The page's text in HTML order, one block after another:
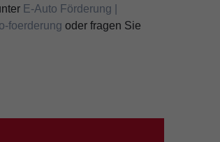
E-Auto Förderung |
foerderung oder fragen Sie